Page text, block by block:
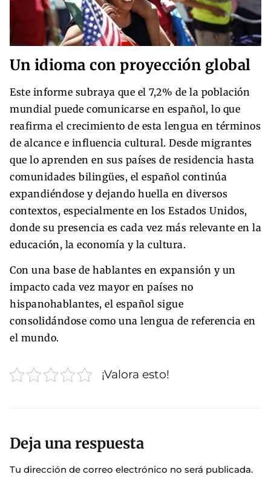
Un idioma con proyección global
Este informe subraya que el 7,2% de la población
mundial puede comunicarse en español, lo que
reafirma el crecimiento de esta lengua en términos
de alcance e influencia cultural. Desde migrantes
que lo aprenden en sus países de residencia hasta
comunidades bilingües, el español continúa
expandiéndose y dejando huella en diversos
contextos, especialmente en los Estados Unidos,
donde su presencia es cada vez más relevante en la
educación, la economía y la cultura.
Con una base de hablantes en expansión y un
impacto cada vez mayor en países no
hispanohablantes, el español sigue
consolidándose como una lengua de referencia en
el mundo.
¡Valora esto!
Deja una respuesta
Tu dirección de correo electrónico no será publicada.